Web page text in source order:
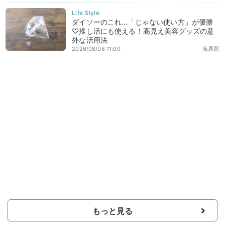
ダイソーのこれ…「じゃない使い方」が優勝
♡推し活にも使える！高見え美容グッズの意
外な活用法
海原藍
2026/08/08 11:00
もっと見る